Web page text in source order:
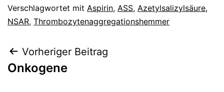
Verschlagwortet mit Aspirin, ASS, Azetylsalizylsäure,
NSAR, Thrombozytenaggregationshemmer
Beitragsnavigation
Vorheriger Beitrag
Onkogene